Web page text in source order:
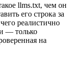
llms.txt, чем он
его строка за
реалистично
— только
на